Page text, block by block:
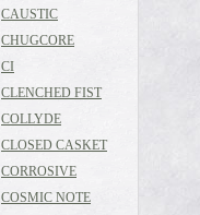
CAUSTIC
CHUGCORE
CI
CLENCHED FIST
COLLYDE
CLOSED CASKET
CORROSIVE
COSMIC NOTE